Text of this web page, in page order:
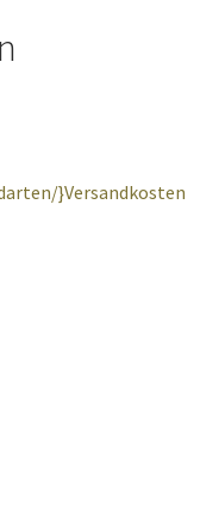
}Versandkosten